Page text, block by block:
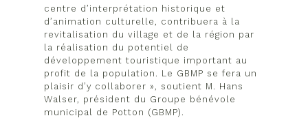
centre d’interprétation historique et
d’animation culturelle, contribuera à la
revitalisation du village et de la région par
la réalisation du potentiel de
développement touristique important au
profit de la population. Le GBMP se fera un
plaisir d’y collaborer », soutient M. Hans
Walser, président du Groupe bénévole
municipal de Potton (GBMP).